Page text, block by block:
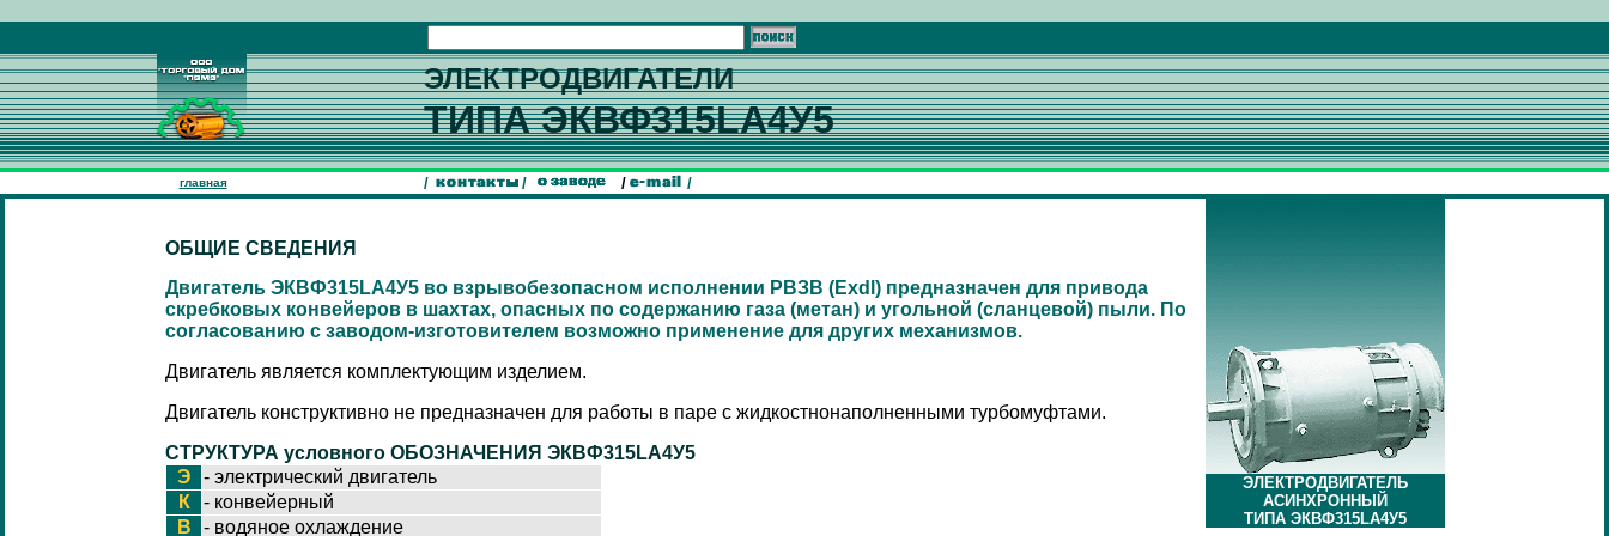
ЭЛЕКТРОДВИГАТЕЛИ
ТИПАЭКВФ315LA4У5
главная / / / /
ЭЛЕКТРОДВИГАТЕЛЬ
АСИНХРОННЫЙ
ТИПА ЭКВФ315LA4У5
ОБЩИЕ СВЕДЕНИЯ
Двигатель ЭКВФ315LА4У5 во взрывобезопасном исполнении РВЗВ (Exdl) предназначен для привода
скребковых конвейеров в шахтах, опасных по содержанию газа (метан) и угольной (сланцевой) пыли. По
согласованию с заводом-изготовителем возможно применение для других механизмов.
Двигатель является комплектующим изделием.
Двигатель конструктивно не предназначен для работы в паре с жидкостнонаполненными турбомуфтами.
СТРУКТУРА условного ОБОЗНАЧЕНИЯ ЭКВФ315LA4У5
Э
- электрический двигатель
К
- конвейерный
В
- водяное охлаждение